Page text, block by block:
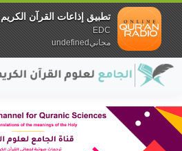
تطبيق إذاعات القرآن الكريم
EDC
مجانيundefined